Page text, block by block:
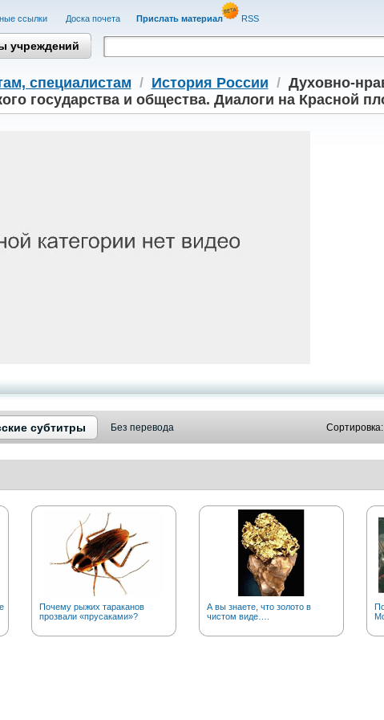
cсылки Доска почета Прислать материал RSS
учреждений
cпециалистам / История России / Духовно-
государства и общества. Диалоги на Красной
субтитры Без перевода Сортировка:
Почему рыжих тараканов
прозвали «прусаками»?
А вы знаете, что золото в
чистом виде….